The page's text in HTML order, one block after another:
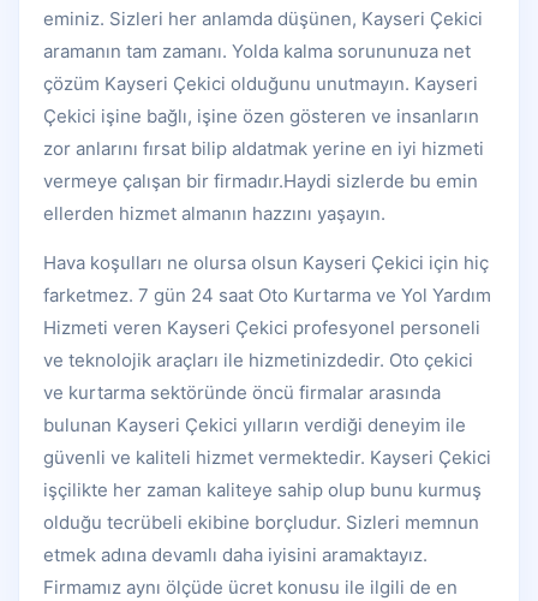
eminiz. Sizleri her anlamda düşünen, Kayseri Çekici
aramanın tam zamanı. Yolda kalma sorununuza net
çözüm Kayseri Çekici olduğunu unutmayın. Kayseri
Çekici işine bağlı, işine özen gösteren ve insanların
zor anlarını fırsat bilip aldatmak yerine en iyi hizmeti
vermeye çalışan bir firmadır.Haydi sizlerde bu emin
ellerden hizmet almanın hazzını yaşayın.
Hava koşulları ne olursa olsun Kayseri Çekici için hiç
farketmez. 7 gün 24 saat Oto Kurtarma ve Yol Yardım
Hizmeti veren Kayseri Çekici profesyonel personeli
ve teknolojik araçları ile hizmetinizdedir. Oto çekici
ve kurtarma sektöründe öncü firmalar arasında
bulunan Kayseri Çekici yılların verdiği deneyim ile
güvenli ve kaliteli hizmet vermektedir. Kayseri Çekici
işçilikte her zaman kaliteye sahip olup bunu kurmuş
olduğu tecrübeli ekibine borçludur. Sizleri memnun
etmek adına devamlı daha iyisini aramaktayız.
Firmamız aynı ölçüde ücret konusu ile ilgili de en